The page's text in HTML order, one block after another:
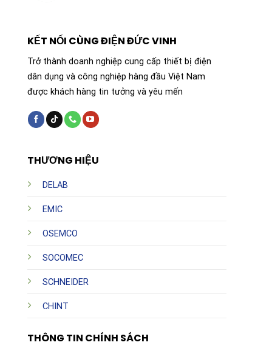
THƯƠNG HIỆU
DELAB
EMIC
OSEMCO
SOCOMEC
SCHNEIDER
CHINT
THÔNG TIN CHÍNH SÁCH
KẾT NỐI CÙNG ĐIỆN ĐỨC VINH
Trở thành doanh nghiệp cung cấp thiết bị điện
dân dụng và công nghiệp hàng đầu Việt Nam
được khách hàng tin tưởng và yêu mến